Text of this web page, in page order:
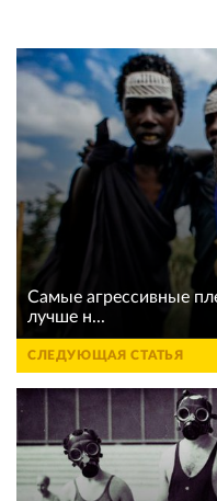
Самые агрессивные
лучше н...
СЛЕДУЮЩАЯ СТАТЬЯ